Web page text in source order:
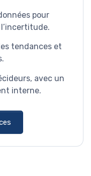
pour
tendances et
avec un
interne.